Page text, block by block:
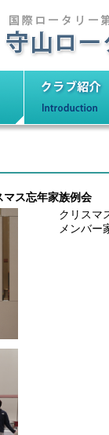
タリーク
マス忘年家族例会
クリスマ
メンバー